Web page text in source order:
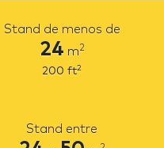
Stand de menos de
24 m2
200 ft2
Stand entre